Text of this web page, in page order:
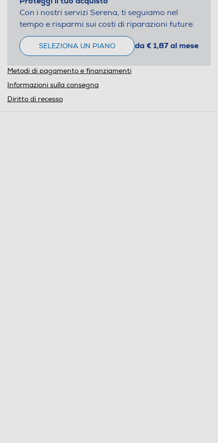
Con i nostri servizi Serena, ti seguiamo nel
tempo e risparmi sui costi di riparazioni future.
SELEZIONA UN PIANO da € 1,87 al mese
Metodi di pagamento e finanziamenti
Informazioni sulla consegna
Diritto di recesso